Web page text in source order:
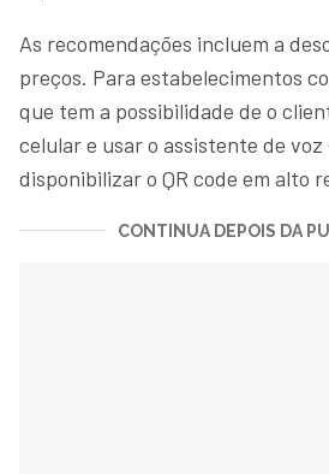
As recomendações incluem a
preços. Para estabelecimentos
que tem a possibilidade de o
celular e usar o assistente de
disponibilizar o QR code em alto
CONTINUA DEPOIS DA